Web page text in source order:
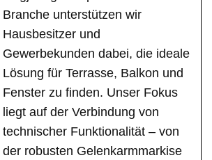
Branche unterstützen wir
Hausbesitzer und
Gewerbekunden dabei, die ideale
Lösung für Terrasse, Balkon und
Fenster zu finden. Unser Fokus
liegt auf der Verbindung von
technischer Funktionalität – von
der robusten Gelenkarmmarkise